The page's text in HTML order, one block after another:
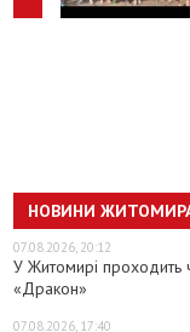
НОВИНИ
07.08.2026, 20:12
У Житомирі проходить
«Дракон»
07.08.2026, 17:40